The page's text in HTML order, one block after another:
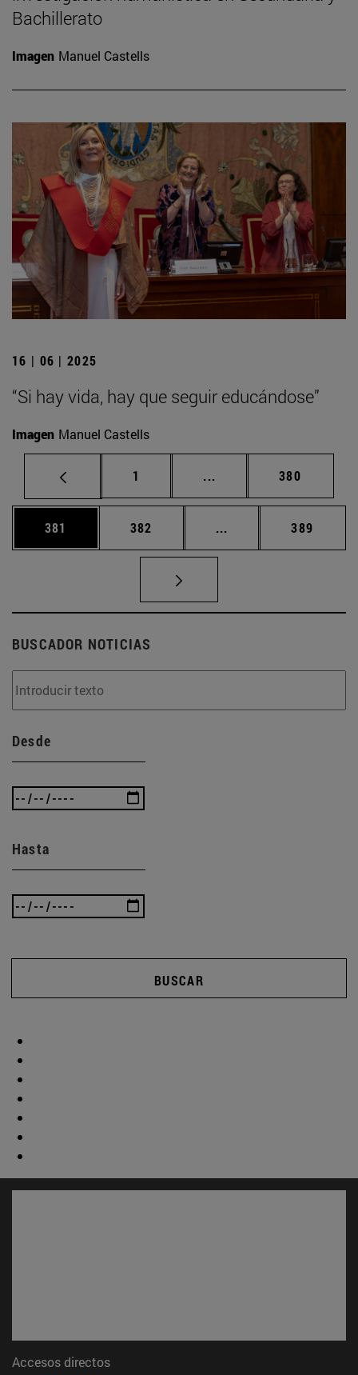
Bachillerato
Imagen Manuel Castells
16 | 06 | 2025
“Si hay vida, hay que seguir educándose”
Imagen Manuel Castells
Página
1 ... Páginas intermedias
Página
380
Página
381 Página
382 ... Páginas intermedias
Página
389
BUSCADOR NOTICIAS
Desde
Hasta
BUSCAR
Accesos directos